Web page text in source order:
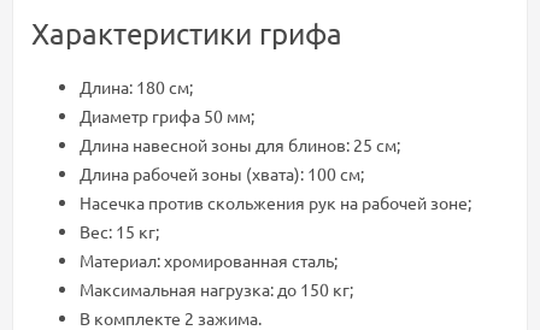
Характеристики грифа
Длина: 180 см;
Диаметр грифа 50 мм;
Длина навесной зоны для блинов: 25 см;
Длина рабочей зоны (хвата): 100 см;
Насечка против скольжения рук на рабочей зоне;
Вес: 15 кг;
Материал: хромированная сталь;
Максимальная нагрузка: до 150 кг;
В комплекте 2 зажима.